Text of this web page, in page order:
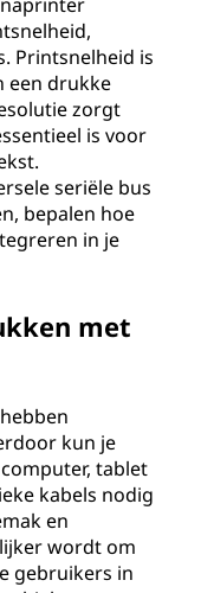
Printsnelheid is
een drukke
zorgt
is voor
seriële bus
bepalen hoe
in je
met
kun je
tablet
kabels nodig
en
wordt om
gebruikers in